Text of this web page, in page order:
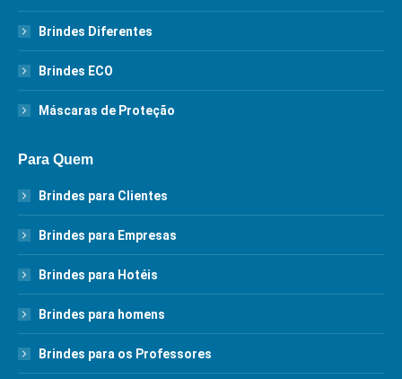
Brindes Diferentes
Brindes ECO
Máscaras de Proteção
Para Quem
Brindes para Clientes
Brindes para Empresas
Brindes para Hotéis
Brindes para homens
Brindes para os Professores